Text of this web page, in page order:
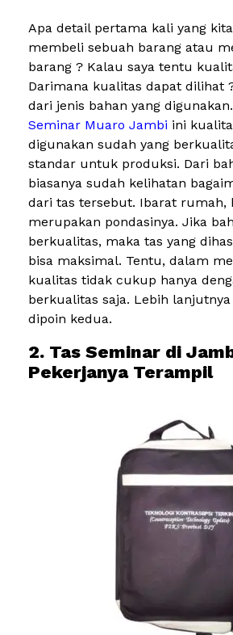
Apa detail pertama kali yang
membeli sebuah barang atau
barang ? Kalau saya tentu
Darimana kualitas dapat dilihat
dari jenis bahan yang
Seminar Muaro Jambi ini
digunakan sudah yang
standar untuk produksi. Dari
biasanya sudah kelihatan
dari tas tersebut. Ibarat rumah,
merupakan pondasinya. Jika
berkualitas, maka tas yang
bisa maksimal. Tentu, dalam
kualitas tidak cukup hanya
berkualitas saja. Lebih
dipoin kedua.
2. Tas Seminar di
Pekerjanya Terampil